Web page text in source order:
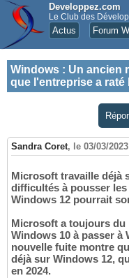
Developpez.com
Le Club des
Actus Forum
Windows : Un ancien
que l'entreprise a raté
Sandra Coret, le 03/03/
Microsoft travaille déjà
difficultés à pousser
Windows 12 pourrait
Microsoft a toujours du
Windows 10 à passer à
nouvelle fuite montre
déjà sur Windows 12,
en 2024.